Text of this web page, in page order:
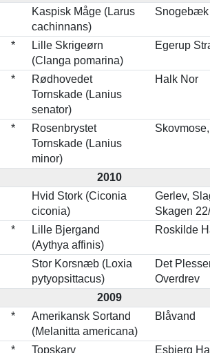
Kaspisk Måge (Larus
cachinnans)
Snogebæk
*
Lille Skrigeørn
(Clanga pomarina)
Egerup
*
Rødhovedet
Tornskade (Lanius
senator)
Halk Nor
*
Rosenbrystet
Tornskade (Lanius
minor)
2010
Hvid Stork (Ciconia
ciconia)
Gerlev,
Skagen
*
Lille Bjergand
(Aythya affinis)
Roskilde
Stor Korsnæb (Loxia
pytyopsittacus)
Det
Overdrev
2009
*
Amerikansk Sortand
(Melanitta americana)
Blåvand
*
Topskarv
Esbjerg